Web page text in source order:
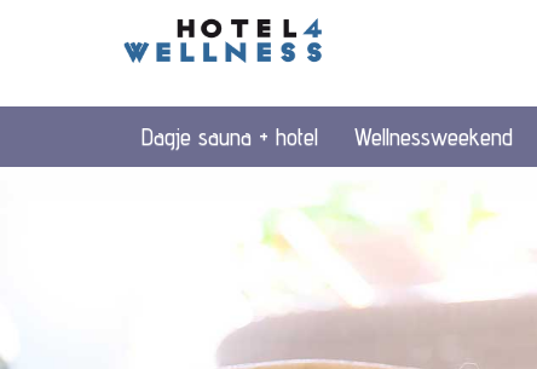
Dagje sauna + hotel Wellnessweekend